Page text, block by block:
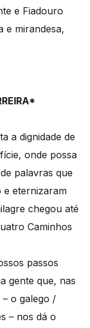
e Fiadouro
e mirandesa,
a dignidade de
onde possa
palavras que
e eternizaram
chegou até
Caminhos
passos
gente que, nas
– o galego /
– nos dá o